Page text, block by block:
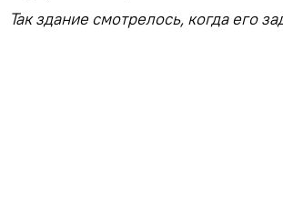
Так здание смотрелось, когда его